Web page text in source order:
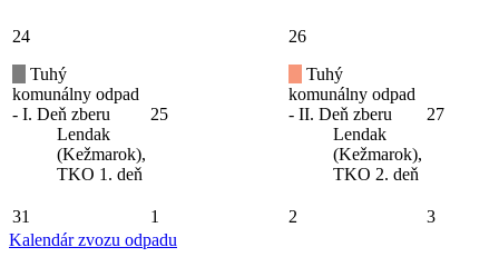
24
Tuhý
komunálny odpad
- I. Deň zberu
Lendak
(Kežmarok),
TKO 1. deň
25
26
Tuhý
komunálny odpad
- II. Deň zberu
Lendak
(Kežmarok),
TKO 2. deň
27
31 1 2
3
Kalendár zvozu odpadu